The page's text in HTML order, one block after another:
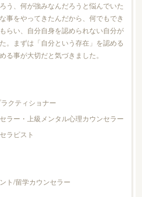
う、何が強みなんだろうと悩んでいた
事をやってきたんだから、何でもでき
らい、自分自身を認められない自分が
。まずは「自分という存在」を認める
る事が大切だと気づきました。
クティショナー
ラー・上級メンタル心理カウンセラー
ラピスト
ト/留学カウンセラー